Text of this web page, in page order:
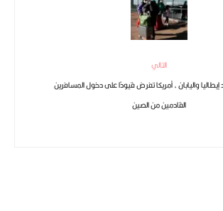
التالي
19 : بعد إيطاليا واليابان ، أمريكا تفرض قيودًا على دخول المسافرين
القادمين من الصين